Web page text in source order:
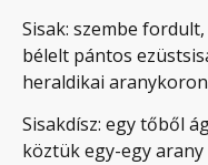
Sisak: szembe
bélelt pántos
heraldikai
Sisakdísz: egy tőből
köztük egy-egy